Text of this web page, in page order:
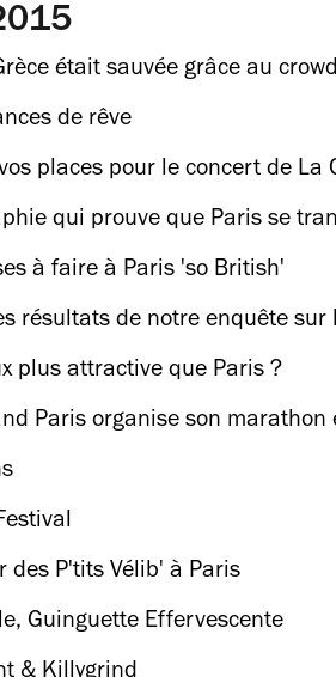
était sauvée grâce au
de rêve
places pour le concert de La
qui prouve que Paris se
à faire à Paris 'so British'
résultats de notre enquête sur
plus attractive que Paris ?
Paris organise son
des P'tits Vélib' à Paris
Guinguette Effervescente